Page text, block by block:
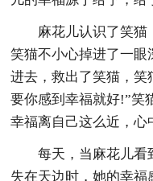
麻花儿认识了笑猫
笑猫不小心掉进了一
进去，救出了笑猫，笑
要你感到幸福就好!”笑
幸福离自己这么近，心
每天，当麻花儿看
失在天边时，她的幸